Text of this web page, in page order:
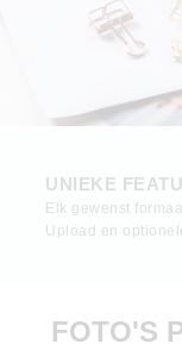
UNIEKE
Elk gewenst
Upload en
FOTO'S